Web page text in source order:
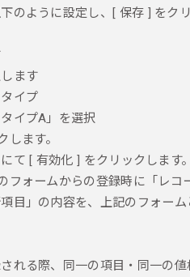
のように設定し、[ 保存 ] をク
ます
イプ
イプA」を選択
ます。
て [ 有効化 ] をクリックします
フォームからの登録時に「レ
目」の内容を、上記のフォー
れる際、同一の項目・同一の